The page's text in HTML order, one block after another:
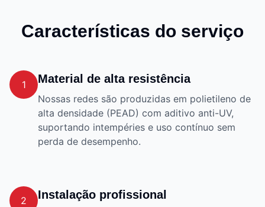
Características do serviço
1 Material de alta resistência
Nossas redes são produzidas em polietileno de
alta densidade (PEAD) com aditivo anti-UV,
suportando intempéries e uso contínuo sem
perda de desempenho.
2 Instalação profissional